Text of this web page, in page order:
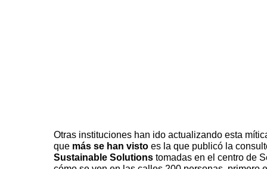
Otras instituciones han ido actualizando esta
que más se han visto es la que publicó la
Sustainable Solutions tomadas en el centro de